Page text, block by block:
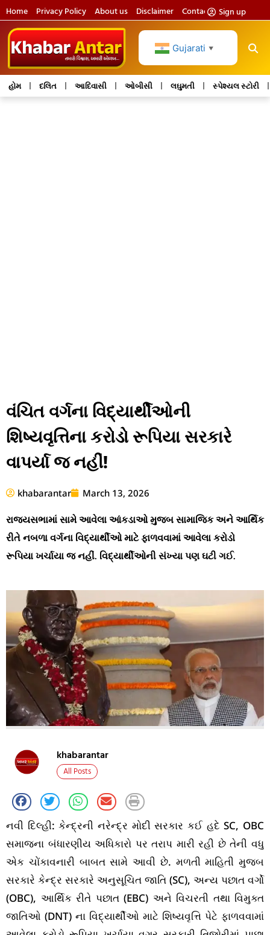
Home Privacy Policy About us Disclaimer Contact usSign up
Gujarati ▼
હોમ દલિત આદિવાસી ઓબીસી લઘુમતી સ્પેશ્યલ સ્ટોરી
વંચિત વર્ગના વિદ્યાર્થીઓની
શિષ્યવૃત્તિના કરોડો રૂપિયા સરકારે
વાપર્યા જ નહીં!
khabarantar March 13, 2026
રાજ્યસભામાં સામે આવેલા આંકડાઓ મુજબ સામાજિક અને આર્થિક
રીતે નબળા વર્ગના વિદ્યાર્થીઓ માટે ફાળવવામાં આવેલા કરોડો
રૂપિયા ખર્ચાયા જ નહીં. વિદ્યાર્થીઓની સંખ્યા પણ ઘટી ગઈ.
khabarantar
All Posts
નવી દિલ્હી: કેન્દ્રની નરેન્દ્ર મોદી સરકાર કઈ હદે SC, OBC
સમાજના બંધારણીય અધિકારો પર તરાપ મારી રહી છે તેની વધુ
એક ચોંકાવનારી બાબત સામે આવી છે. મળતી માહિતી મુજબ
સરકારે કેન્દ્ર સરકારે અનુસૂચિત જાતિ (SC), અન્ય પછાત વર્ગો
(OBC), આર્થિક રીતે પછાત (EBC) અને વિચરતી તથા વિમુક્ત
જાતિઓ (DNT) ના વિદ્યાર્થીઓ માટે શિષ્યવૃત્તિ પેટે ફાળવવામાં